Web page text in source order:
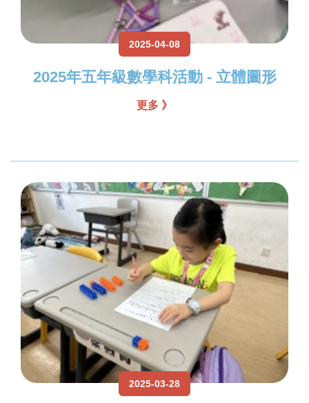
2025-04-08
2025年五年級數學科活動 - 立體圖形
更多 》
2025-03-28